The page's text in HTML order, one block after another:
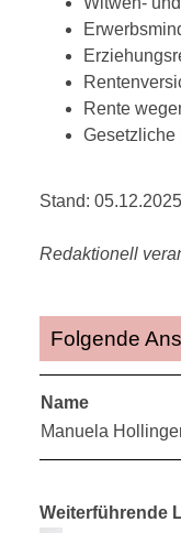
Rente
Gesetzliche
Stand: 05.12.2025
Redaktionell
Folgende
Name
Manuela
Weiterführende